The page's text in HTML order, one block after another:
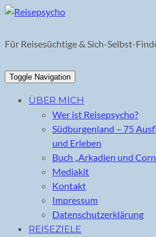
Skip
content
Für Reisesüchtige & Sich-Selbst-
Toggle Navigation
ÜBER MICH
Wer ist Reisepsycho?
Südburgenland – 75
und Erleben
Buch „Arkadien und
Mediakit
Kontakt
Impressum
Datenschutzerklärung
REISEZIELE